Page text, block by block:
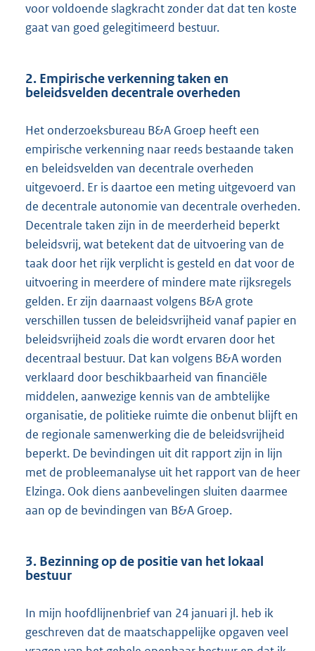
voor voldoende slagkracht zonder dat dat ten koste
gaat van goed gelegitimeerd bestuur.
2. Empirische verkenning taken en
beleidsvelden decentrale overheden
Het onderzoeksbureau B&A Groep heeft een
empirische verkenning naar reeds bestaande taken
en beleidsvelden van decentrale overheden
uitgevoerd. Er is daartoe een meting uitgevoerd van
de decentrale autonomie van decentrale overheden.
Decentrale taken zijn in de meerderheid beperkt
beleidsvrij, wat betekent dat de uitvoering van de
taak door het rijk verplicht is gesteld en dat voor de
uitvoering in meerdere of mindere mate rijksregels
gelden. Er zijn daarnaast volgens B&A grote
verschillen tussen de beleidsvrijheid vanaf papier en
beleidsvrijheid zoals die wordt ervaren door het
decentraal bestuur. Dat kan volgens B&A worden
verklaard door beschikbaarheid van financiële
middelen, aanwezige kennis van de ambtelijke
organisatie, de politieke ruimte die onbenut blijft en
de regionale samenwerking die de beleidsvrijheid
beperkt. De bevindingen uit dit rapport zijn in lijn
met de probleemanalyse uit het rapport van de heer
Elzinga. Ook diens aanbevelingen sluiten daarmee
aan op de bevindingen van B&A Groep.
3. Bezinning op de positie van het lokaal
bestuur
In mijn hoofdlijnenbrief van 24 januari jl. heb ik
geschreven dat de maatschappelijke opgaven veel